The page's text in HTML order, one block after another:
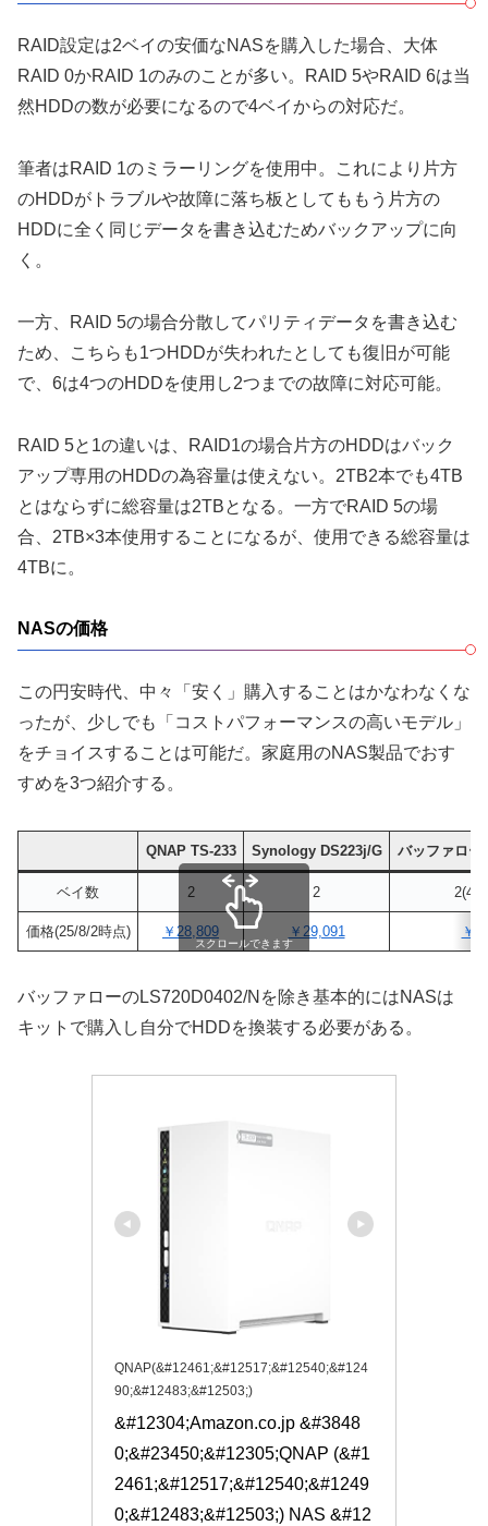
RAID設定は2ベイの安価なNASを購入した場合、大体
RAID 0かRAID 1のみのことが多い。RAID 5やRAID 6は当
然HDDの数が必要になるので4ベイからの対応だ。
筆者はRAID 1のミラーリングを使用中。これにより片方
のHDDがトラブルや故障に落ち板としてももう片方の
HDDに全く同じデータを書き込むためバックアップに向
く。
一方、RAID 5の場合分散してパリティデータを書き込む
ため、こちらも1つHDDが失われたとしても復旧が可能
で、6は4つのHDDを使用し2つまでの故障に対応可能。
RAID 5と1の違いは、RAID1の場合片方のHDDはバック
アップ専用のHDDの為容量は使えない。2TB2本でも4TB
とはならずに総容量は2TBとなる。一方でRAID 5の場
合、2TB×3本使用することになるが、使用できる総容量は
4TBに。
NASの価格
この円安時代、中々「安く」購入することはかなわなくな
ったが、少しでも「コストパフォーマンスの高いモデル」
をチョイスすることは可能だ。家庭用のNAS製品でおす
すめを3つ紹介する。
QNAP TS-233 Synology DS223j/G バッファロー
ベイ数 2 2
価格(25/8/2時点) ￥28,809 ￥29,091 ￥
スクロールできます
バッファローのLS720D0402/Nを除き基本的にはNASは
キットで購入し自分でHDDを換装する必要がある。
QNAP(&#12461;&#12517;&#12540;&#124
90;&#12483;&#12503;)
&#12304;Amazon.co.jp &#3848
0;&#23450;&#12305;QNAP (&#1
2461;&#12517;&#12540;&#1249
0;&#12483;&#12503;) NAS &#12